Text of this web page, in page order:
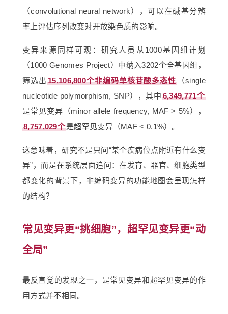
（convolutional neural network），可以在碱基分辨
率上评估序列改变对开放染色质的影响。
变异来源同样可观：研究人员从1000基因组计划
（1000 Genomes Project）中纳入3202个全基因组，
筛选出15,106,800个非编码单核苷酸多态性
（single
nucleotide polymorphism, SNP），其中 6,349,771个
是常见变异（minor allele frequency, MAF > 5%），
8,757,029个是超罕见变异（MAF < 0.1%）。
这意味着，研究不是只问“某个疾病位点附近有什么变
异”，而是在系统层面追问：在发育、器官、细胞类型
都变化的背景下，非编码变异的功能地图会呈现怎样
的结构？
常见变异更“挑细胞”，超罕见变异更“动
全局”
最反直觉的发现之一，是常见变异和超罕见变异的作
用方式并不相同。